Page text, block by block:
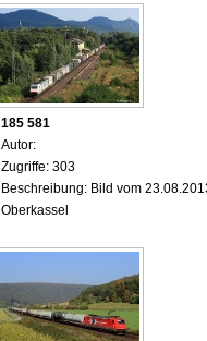
185 581
Autor:
Zugriffe: 303
Beschreibung: Bild vom
Oberkassel